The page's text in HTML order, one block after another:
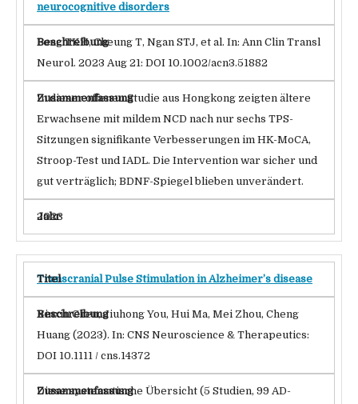
neurocognitive disorders
Fong TKH, Cheung T, Ngan STJ, et al. In: Ann Clin Transl
Neurol. 2023 Aug 21: DOI 10.1002/acn3.51882
In dieser offenen Studie aus Hongkong zeigten ältere
Erwachsene mit mildem NCD nach nur sechs TPS-
Sitzungen signifikante Verbesserungen im HK-MoCA,
Stroop-Test und IADL. Die Intervention war sicher und
gut verträglich; BDNF-Spiegel blieben unverändert.
2023
Transcranial Pulse Stimulation in Alzheimer’s disease
Xinxin Chen, Jiuhong You, Hui Ma, Mei Zhou, Cheng
Huang (2023). In: CNS Neuroscience & Therapeutics:
DOI 10.1111 / cns.14372
Diese systematische Übersicht (5 Studien, 99 AD-